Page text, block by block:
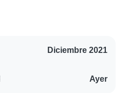
Diciembre 2021
Ayer